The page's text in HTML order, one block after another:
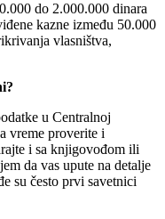
do 2.000.000 dinara
kazne između 50.000
vlasništva,
u Centralnoj
vreme proverite i
i sa knjigovođom ili
da vas upute na detalje
su često prvi savetnici